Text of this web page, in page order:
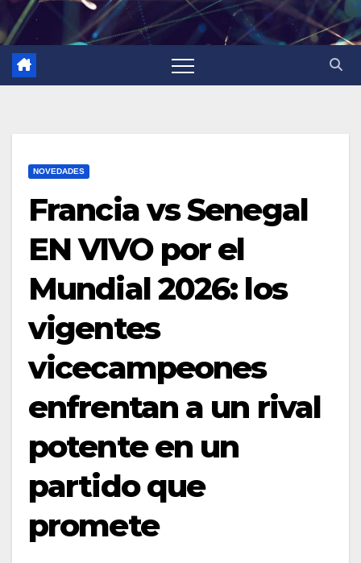
NOVEDADES
Francia vs Senegal
EN VIVO por el
Mundial 2026: los
vigentes
vicecampeones
enfrentan a un rival
potente en un
partido que
promete